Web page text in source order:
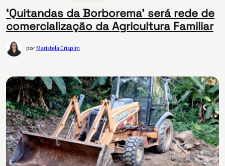
‘Quitandas da Borborema’ será rede de
comercialização da Agricultura Familiar
porMaristela Crispim